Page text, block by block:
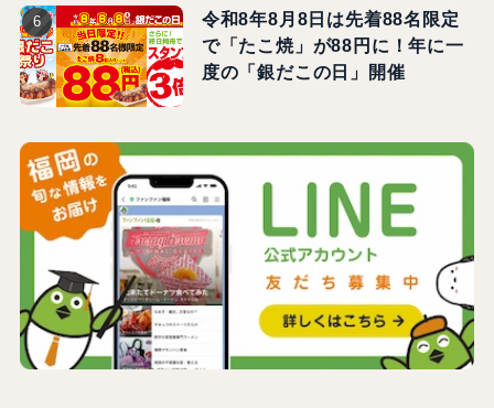
令和8年8月8日は先着88名限定
で「たこ焼」が88円に！年に一
度の「銀だこの日」開催